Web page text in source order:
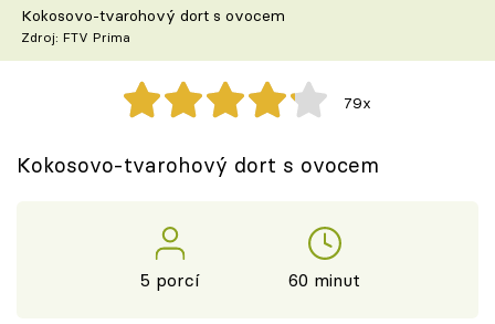
Recepty z TV
Speciál: Cuketa
Těhotnej kuchař
Sledujte prima+
Kokosovo-tvarohový dort s ovocem
Zdroj: FTV Prima
79x
Kokosovo-tvarohový dort s ovocem
5 porcí 60 minut